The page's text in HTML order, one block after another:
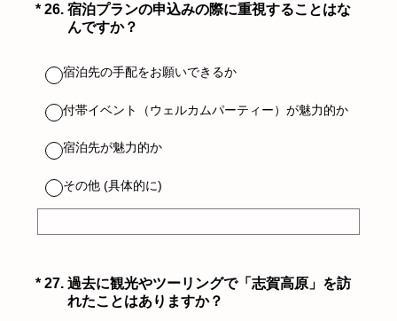
* 26. 宿泊プランの申込みの際に重視することはな
んですか？
（必須）
宿泊先の手配をお願いできるか
付帯イベント（ウェルカムパーティー）が魅力的か
宿泊先が魅力的か
その他 (具体的に)
* 27. 過去に観光やツーリングで「志賀高原」を訪
れたことはありますか？
（必須）